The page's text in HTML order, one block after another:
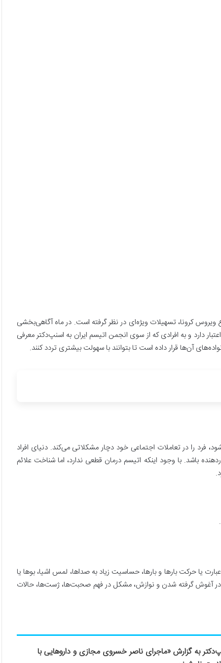
کرونا، تسهیلات ویژه‌ای در نظر گرفته است. در ماه آگاهی‌بخشی
افراد دارای اتیسم و خانواده‌های آن‌ها قرار داده است. این کد تا پایان شهریور ۱۴۰۰ اعتبار دارد و به افرادی که از سوی انجمن اتیسم‎ ایران به اسنپ‎‌دکتر معرفی
فرد را در تعاملات اجتماعی خود دچار مشکلاتی می‌کند. دنیای افراد
باشد. با وجود اینکه اتیسم درمان قطعی ندارد، اما شناخت علائم
یا حرکت بارها و بارها، حساسیت زیاد به صداها، لمس اشیا، بوها یا
به در آغوش گرفته شدن و نوازش، مشکل در فهم صحبت‌ها، ژست‌‏ها، حالات
به گزارش «ماجرای ناصر خسروی مجازی و داروهایی با